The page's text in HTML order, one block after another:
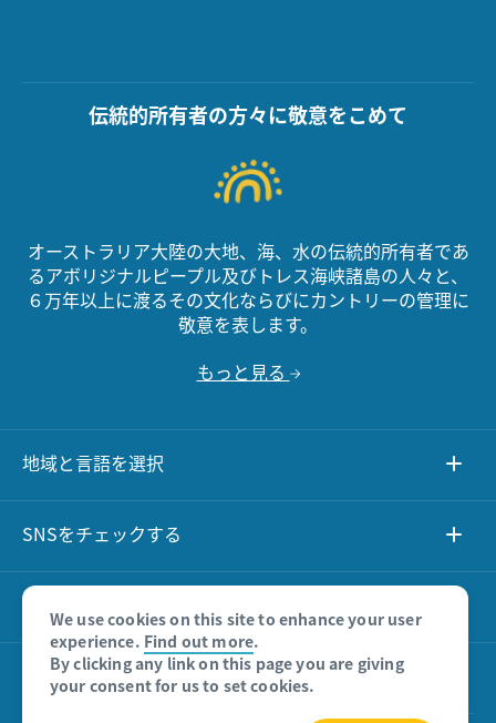
We use cookies on this site to enhance your user
experience. Find out more.
By clicking any link on this page you are giving
your consent for us to set cookies.
伝統的所有者の方々に敬意をこめて
オーストラリア大陸の大地、海、水の伝統的所有者であ
るアボリジナルピープル及びトレス海峡諸島の人々と、
６万年以上に渡るその文化ならびにカントリーの管理に
敬意を表します。
もっと見る
地域と言語を選択
SNSをチェックする
他のサイト